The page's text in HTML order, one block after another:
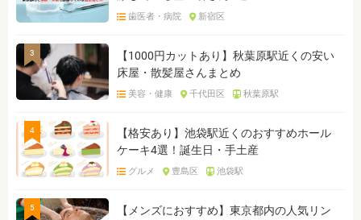
歯医者・病院 新宿区
3
【1000円カットあり】秋葉原駅近くの安い
床屋・散髪屋さんまとめ
美容・健康 千代田区 秋葉原駅
4
【格安あり】池袋駅近くのおすすめホール
ケーキ4選！誕生日・手土産
グルメ 豊島区 池袋駅
5
【メンズにおすすめ】東京都内の人気リン